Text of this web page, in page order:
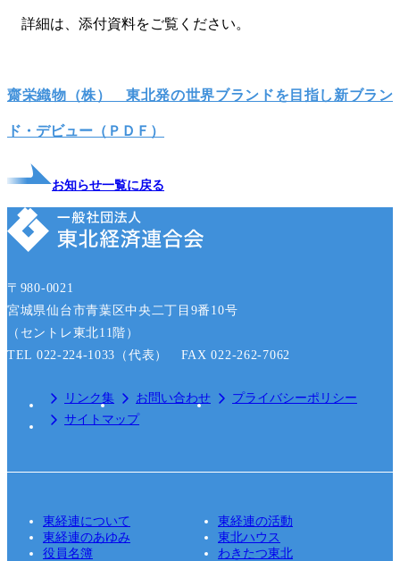
詳細は、添付資料をご覧ください。
齋栄織物（株） 東北発の世界ブランドを目指し新ブラン
ド・デビュー（ＰＤＦ）
お知らせ一覧に戻る
〒980-0021
宮城県仙台市青葉区中央二丁目9番10号
（セントレ東北11階）
TEL 022-224-1033（代表） FAX 022-262-7062
リンク集 お問い合わせ
プライバシーポリシー
サイトマップ
東経連について
東経連の活動
東経連のあゆみ
東北ハウス
役員名簿
わきたつ東北